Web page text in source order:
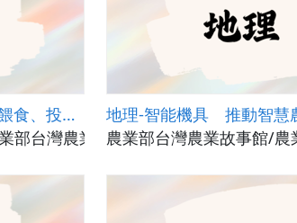
地理-智慧漁業 精準掌握餵食、投藥量 漁獲更安心
部台灣農業故事館農業部台灣農業故事館/